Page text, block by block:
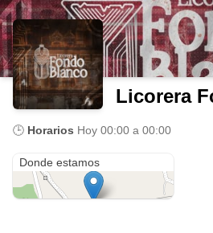
Licorera
🕒 Horarios Hoy 00:00 a 00:00
Donde estamos